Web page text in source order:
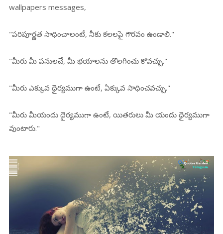
wallpapers messages,
"పరిపూర్ణత సాధించాలంటే, నీకు కలలపై గౌరవం ఉండాలి."
"మీరు మీ పనులచే, మీ భయాలను తొలగించు కోవచ్చు."
"మీరు ఎక్కువ ధైర్యముగా ఉంటే, ఏక్కువ సాధించవచ్చు."
"మీరు మీయందు ధైర్యముగా ఉంటే, యితరులు మీ యందు ధైర్యముగా
వుంటారు."